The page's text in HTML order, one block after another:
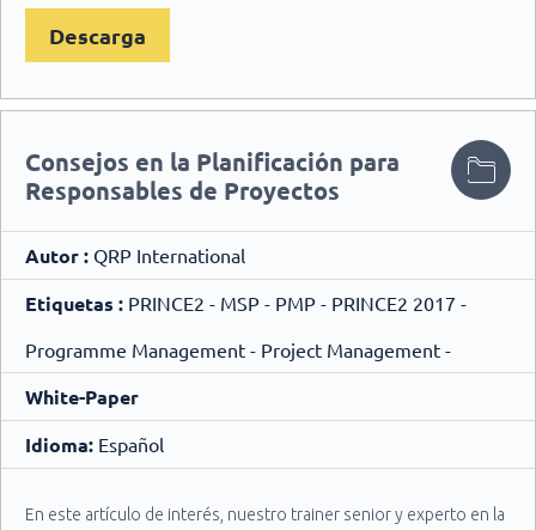
Descarga
Consejos en la Planificación para
Responsables de Proyectos
Autor : QRP International
Etiquetas : PRINCE2 - MSP - PMP - PRINCE2 2017 -
Programme Management - Project Management -
White-Paper
Idioma: Español
En este artículo de interés, nuestro trainer senior y experto en la